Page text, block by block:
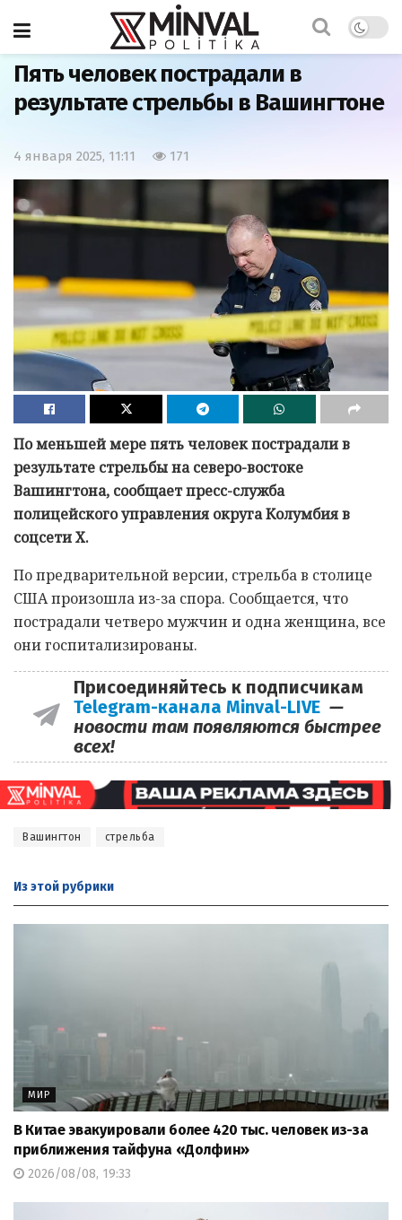
Главная
Пять человек пострадали в
результате стрельбы в Вашингтоне
4 января 2025, 11:11 171
По меньшей мере пять человек пострадали в
результате стрельбы на северо-востоке
Вашингтона, сообщает пресс-служба
полицейского управления округа Колумбия в
соцсети Х.
По предварительной версии, стрельба в столице
США произошла из-за спора. Сообщается, что
пострадали четверо мужчин и одна женщина, все
они госпитализированы.
Присоединяйтесь к подписчикам
Telegram-канала Minval-LIVE —
новости там появляются быстрее
всех!
Вашингтон стрельба
Из этой рубрики
МИР
В Китае эвакуировали более 420 тыс. человек из-за
приближения тайфуна «Долфин»
2026/08/08, 19:33